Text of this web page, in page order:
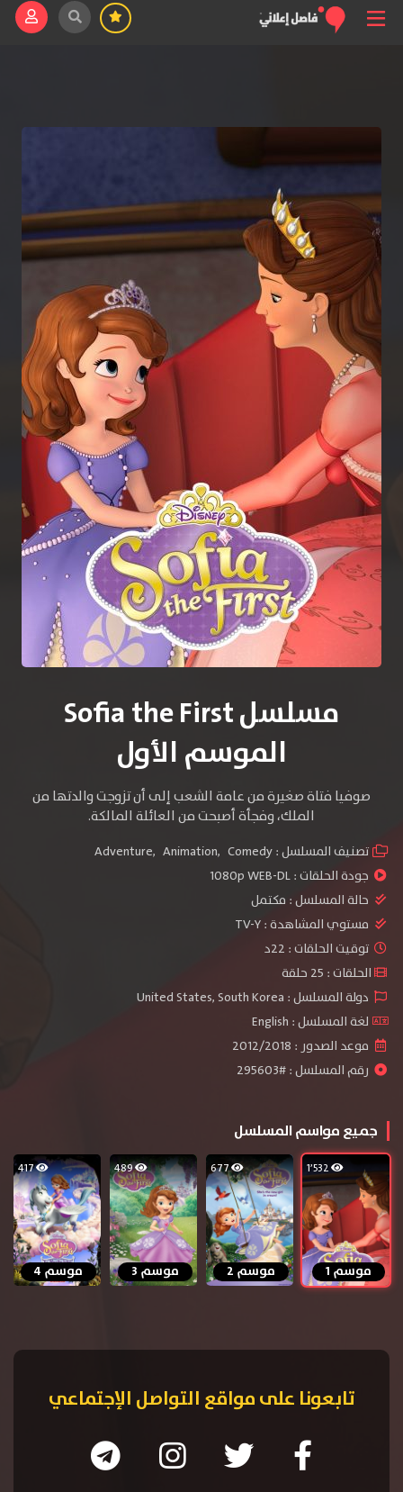
مسلسل Sofia the First
الموسم الأول
صوفيا فتاة صغيرة من عامة الشعب إلى أن تزوجت والدتها من
الملك، وفجأة أصبحت من العائلة المالكة.
تصنيف المسلسل : Adventure, Animation, Comedy
جودة الحلقات :1080p WEB-DL
حالة المسلسل : مكتمل
مستوي المشاهدة :TV-Y
توقيت الحلقات : 22د
الحلقات : 25 حلقة
دولة المسلسل : United States, South Korea
لغة المسلسل : English
موعد الصدور : 2012/2018
رقم المسلسل : #295603
جميع مواسم المسلسل
موسم 1
677
موسم 2
489
موسم 3
417
موسم 4
تابعونا على مواقع التواصل الإجتماعي